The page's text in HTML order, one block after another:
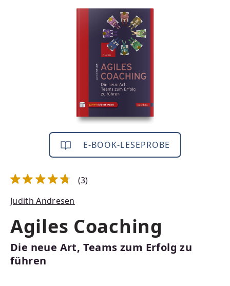
Bildergalerie überspringen
E-BOOK-LESEPROBE
(3)
Judith Andresen
Agiles Coaching
Die neue Art, Teams zum Erfolg zu
führen